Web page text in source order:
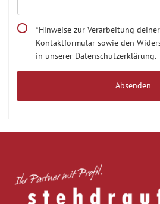
*Hinweise zur Verarbeitung
Kontaktformular sowie den
in unserer Datenschutzerklärung.